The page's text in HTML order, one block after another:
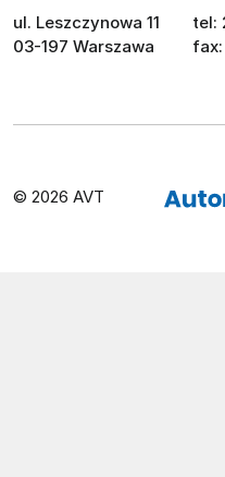
ul. Leszczynowa 11
03-197 Warszawa
tel:
© 2026 AVT